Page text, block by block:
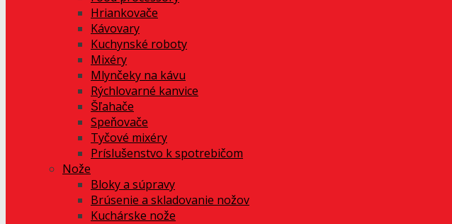
Hriankovače
Kávovary
Kuchynské roboty
Mixéry
Mlynčeky na kávu
Rýchlovarné kanvice
Šľahače
Speňovače
Tyčové mixéry
Príslušenstvo k spotrebičom
Nože
Bloky a súpravy
Brúsenie a skladovanie nožov
Kuchárske nože